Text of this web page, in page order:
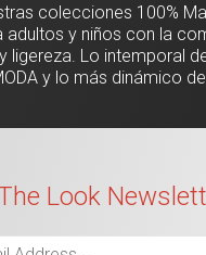
colecciones 100%
adultos y niños con la
ligereza. Lo intemporal
y lo más dinámico de
Look